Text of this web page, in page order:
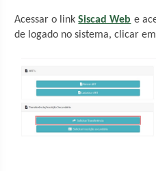
Acessar o linkSiscad Web e
de logado no sistema, clicar